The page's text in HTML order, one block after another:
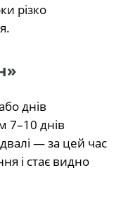
різко
днів
7–10 днів
— за цей час
і стає видно